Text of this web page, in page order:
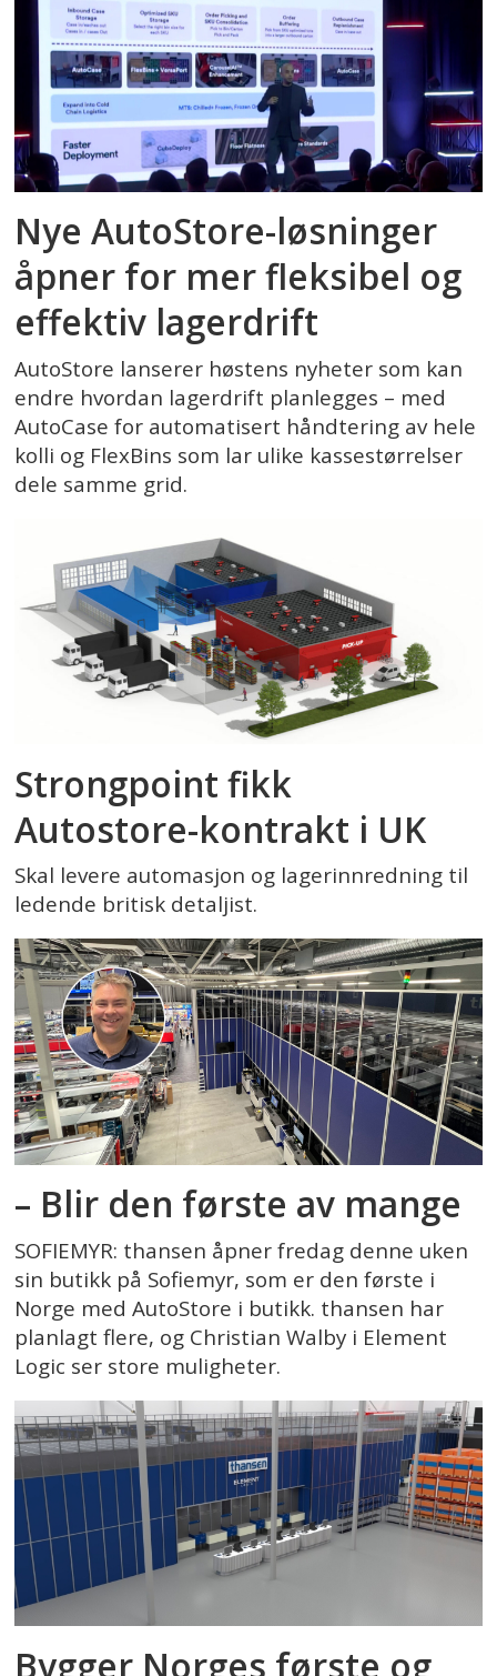
Nye AutoStore-løsninger
åpner for mer fleksibel og
effektiv lagerdrift
AutoStore lanserer høstens nyheter som kan
endre hvordan lagerdrift planlegges – med
AutoCase for automatisert håndtering av hele
kolli og FlexBins som lar ulike kassestørrelser
dele samme grid.
Strongpoint fikk
Autostore-kontrakt i UK
Skal levere automasjon og lagerinnredning til
ledende britisk detaljist.
– Blir den første av mange
SOFIEMYR: thansen åpner fredag denne uken
sin butikk på Sofiemyr, som er den første i
Norge med AutoStore i butikk. thansen har
planlagt flere, og Christian Walby i Element
Logic ser store muligheter.
Bygger Norges første og